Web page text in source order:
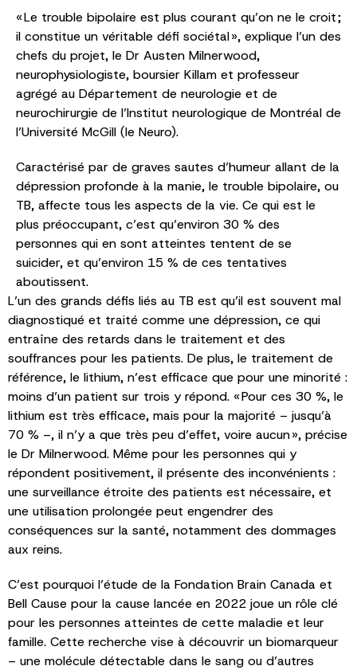
« Le trouble bipolaire est plus courant qu’on ne le croit ;
il constitue un véritable défi sociétal », explique l’un des
chefs du projet, le Dr Austen Milnerwood,
neurophysiologiste, boursier Killam et professeur
agrégé au Département de neurologie et de
neurochirurgie de l’Institut neurologique de Montréal de
l’Université McGill (le Neuro).
Caractérisé par de graves sautes d’humeur allant de la
dépression profonde à la manie, le trouble bipolaire, ou
TB, affecte tous les aspects de la vie. Ce qui est le
plus préoccupant, c’est qu’environ 30 % des
personnes qui en sont atteintes tentent de se
suicider, et qu’environ 15 % de ces tentatives
aboutissent.
L’un des grands défis liés au TB est qu’il est souvent mal
diagnostiqué et traité comme une dépression, ce qui
entraîne des retards dans le traitement et des
souffrances pour les patients. De plus, le traitement de
référence, le lithium, n’est efficace que pour une minorité :
moins d’un patient sur trois y répond. « Pour ces 30 %, le
lithium est très efficace, mais pour la majorité – jusqu’à
70 % –, il n’y a que très peu d’effet, voire aucun », précise
le Dr Milnerwood. Même pour les personnes qui y
répondent positivement, il présente des inconvénients :
une surveillance étroite des patients est nécessaire, et
une utilisation prolongée peut engendrer des
conséquences sur la santé, notamment des dommages
aux reins.
C’est pourquoi l’étude de la Fondation Brain Canada et
Bell Cause pour la cause lancée en 2022 joue un rôle clé
pour les personnes atteintes de cette maladie et leur
famille. Cette recherche vise à découvrir un biomarqueur
– une molécule détectable dans le sang ou d’autres